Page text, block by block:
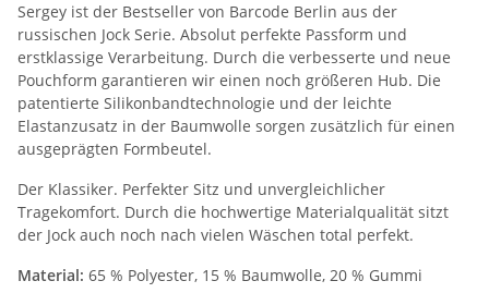
Sergey ist der Bestseller von Barcode Berlin aus der
russischen Jock Serie. Absolut perfekte Passform und
erstklassige Verarbeitung. Durch die verbesserte und neue
Pouchform garantieren wir einen noch größeren Hub. Die
patentierte Silikonbandtechnologie und der leichte
Elastanzusatz in der Baumwolle sorgen zusätzlich für einen
ausgeprägten Formbeutel.
Der Klassiker. Perfekter Sitz und unvergleichlicher
Tragekomfort. Durch die hochwertige Materialqualität sitzt
der Jock auch noch nach vielen Wäschen total perfekt.
Material: 65 % Polyester, 15 % Baumwolle, 20 % Gummi